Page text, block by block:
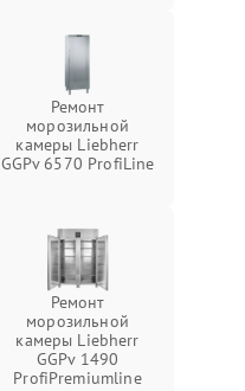
Ремонт
морозильной
камеры Liebherr
GGPv 6570 ProfiLine
Ремонт
морозильной
камеры Liebherr
GGPv 1490
ProfiPremiumline